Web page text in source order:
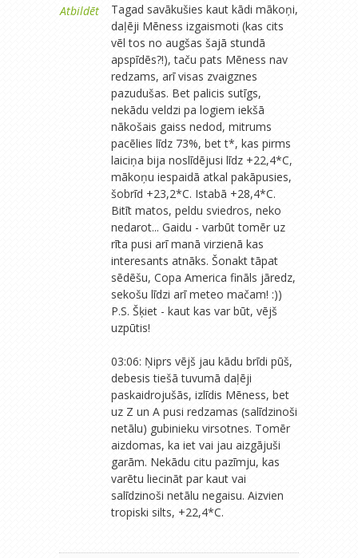
Atbildēt
Tagad savākušies kaut kādi mākoņi,
daļēji Mēness izgaismoti (kas cits
vēl tos no augšas šajā stundā
apspīdēs?!), taču pats Mēness nav
redzams, arī visas zvaigznes
pazudušas. Bet palicis sutīgs,
nekādu veldzi pa logiem iekšā
nākošais gaiss nedod, mitrums
pacēlies līdz 73%, bet t*, kas pirms
laiciņa bija noslīdējusi līdz +22,4*C,
mākoņu iespaidā atkal pakāpusies,
šobrīd +23,2*C. Istabā +28,4*C.
Bitīt matos, peldu sviedros, neko
nedarot... Gaidu - varbūt tomēr uz
rīta pusi arī manā virzienā kas
interesants atnāks. Šonakt tāpat
sēdēšu, Copa America fināls jāredz,
sekošu līdzi arī meteo mačam! :))
P.S. Šķiet - kaut kas var būt, vējš
uzpūtis!
03:06: Ņiprs vējš jau kādu brīdi pūš,
debesis tiešā tuvumā daļēji
paskaidrojušās, izlīdis Mēness, bet
uz Z un A pusi redzamas (salīdzinoši
netālu) gubinieku virsotnes. Tomēr
aizdomas, ka iet vai jau aizgājuši
garām. Nekādu citu pazīmju, kas
varētu liecināt par kaut vai
salīdzinoši netālu negaisu. Aizvien
tropiski silts, +22,4*C.